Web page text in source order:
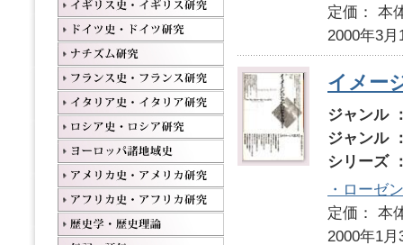
定価：
2000年3月
イメー
ジャンル
ジャンル
シリーズ
・ローゼ
定価：
2000年1月